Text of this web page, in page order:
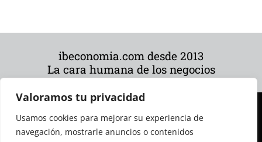
Valoramos tu privacidad
Usamos cookies para mejorar su experiencia de
navegación, mostrarle anuncios o contenidos
ibeconomia.com desde 2013
La cara humana de los negocios